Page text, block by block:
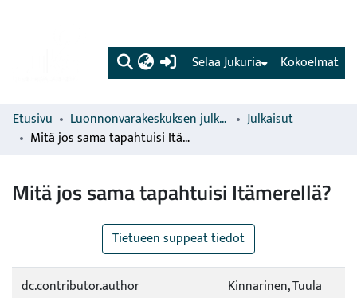
(current) Kokoelmat
Selaa Jukuria
Etusivu Luonnonvarakeskuksen julkaisut
Julkaisut
Mitä jos sama tapahtuisi Itämerellä?
Mitä jos sama tapahtuisi Itämerellä?
Tietueen suppeat tiedot
dc.contributor.author
Kinnarinen, Tuula